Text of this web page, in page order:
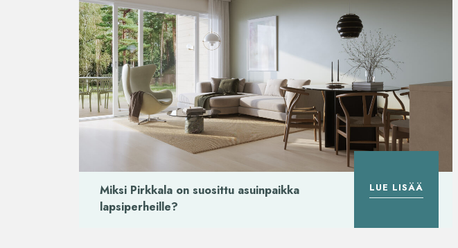
Miksi Pirkkala on suosittu asuinpaikka
lapsiperheille?
LUE LISÄÄ